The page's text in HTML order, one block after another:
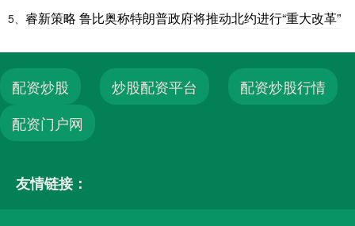
5、 睿新策略 鲁比奥称特朗普政府将推动北约进行“重大改革”
配资炒股 炒股配资平台
配资炒股行情
配资门户网
友情链接：